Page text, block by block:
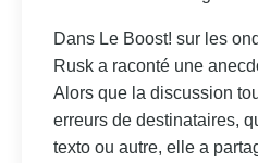
Dans Le Boost! sur les
Rusk a raconté une
Alors que la discussion
erreurs de destinataires,
texto ou autre, elle a